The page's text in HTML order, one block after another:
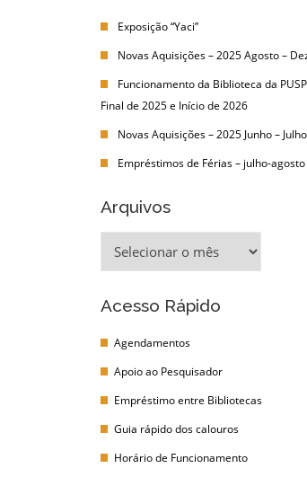
Exposição “Yaci”
Novas Aquisições – 2025 Agosto –
Funcionamento da Biblioteca da
Final de 2025 e Início de 2026
Novas Aquisições – 2025 Junho – Julho
Empréstimos de Férias – julho-
Arquivos
Acesso Rápido
Agendamentos
Apoio ao Pesquisador
Empréstimo entre Bibliotecas
Guia rápido dos calouros
Horário de Funcionamento